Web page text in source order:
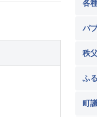
各
パ
秩
ふ
町